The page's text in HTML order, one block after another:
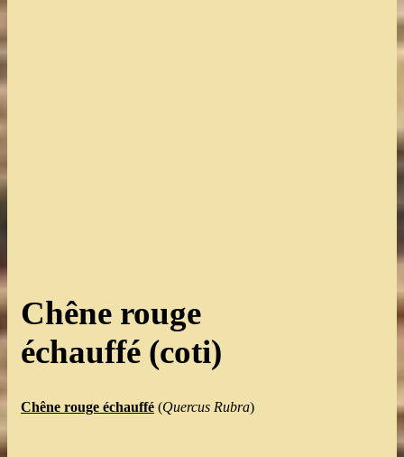
Chêne rouge
échauffé (coti)
Chêne rouge échauffé (Quercus Rubra)